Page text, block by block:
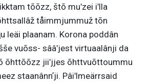
tõõzz, štõ muʹzei iʹlla
tåimmjummuž tõn
leäi plaanam. Korona poddân
vuõss- sââʹjest virtuaalânji da
õhttõõzz jiiʹjjes õhttvuõttoummu
staanânnʼji. Pâiʹlmeärrsaid